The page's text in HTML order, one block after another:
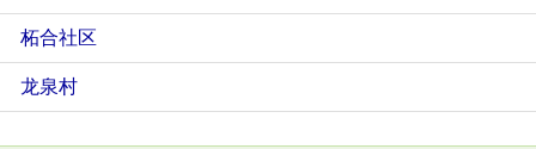
柘合社区
龙泉村